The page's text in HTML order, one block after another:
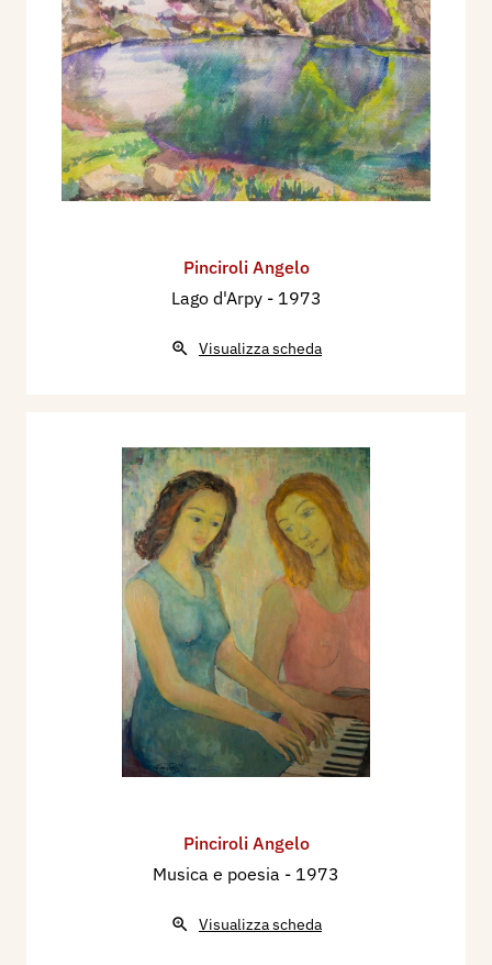
Pinciroli Angelo
Lago d'Arpy - 1973
Visualizza scheda
Pinciroli Angelo
Musica e poesia - 1973
Visualizza scheda